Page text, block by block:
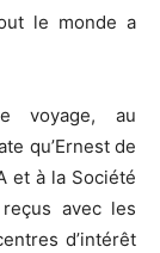
le monde a
voyage, au
qu’Ernest de
et à la Société
avec les
d’intérêt